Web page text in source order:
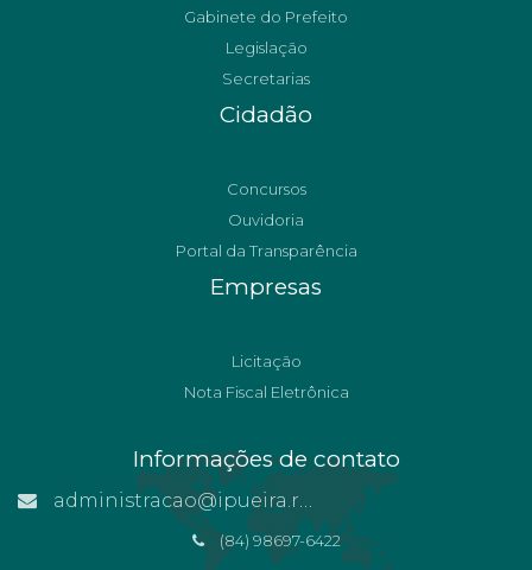
Gabinete do Prefeito
Legislação
Secretarias
Cidadão
Concursos
Ouvidoria
Portal da Transparência
Empresas
Licitação
Nota Fiscal Eletrônica
Informações de contato
administracao@ipueira.rn.gov.br
(84) 98697-6422